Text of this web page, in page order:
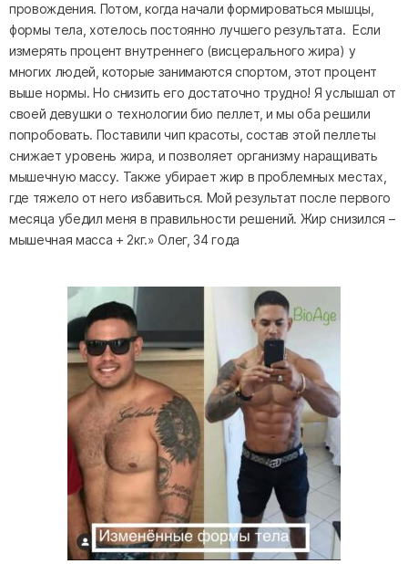
провождения. Потом, когда начали формироваться мышцы,
формы тела, хотелось постоянно лучшего результата. Если
измерять процент внутреннего (висцерального жира) у
многих людей, которые занимаются спортом, этот процент
выше нормы. Но снизить его достаточно трудно! Я услышал от
своей девушки о технологии био пеллет, и мы оба решили
попробовать. Поставили чип красоты, состав этой пеллеты
снижает уровень жира, и позволяет организму наращивать
мышечную массу. Также убирает жир в проблемных местах,
где тяжело от него избавиться. Мой результат после первого
месяца убедил меня в правильности решений. Жир снизился –
мышечная масса + 2кг.» Олег, 34 года